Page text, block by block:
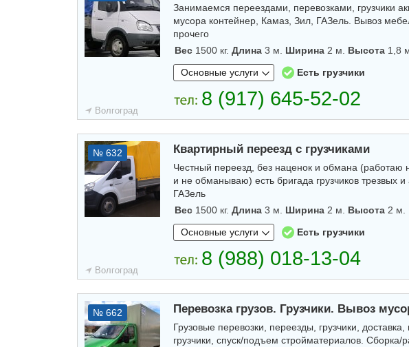
Волгоград
Занимаемся переездами, перевозками, грузчики
мусора контейнер, Камаз, Зил, ГАЗель. Вывоз
прочего
Вес 1500 кг. Длина 3 м. Ширина 2 м. Высота 1,8
Основные услуги
Есть грузчики
Волгоград
№ 632 Квартирный переезд с грузчиками
Честный переезд, без наценок и обмана (работаю
и не обманываю) есть бригада грузчиков трезвых и
ГАЗель
Вес 1500 кг. Длина 3 м. Ширина 2 м. Высота 2 м.
Основные услуги
Есть грузчики
№ 662 Перевозка грузов. Грузчики. Вывоз
Грузовые перевозки, переезды, грузчики,
грузчики, спуск/подъем стройматериалов. Сборка/